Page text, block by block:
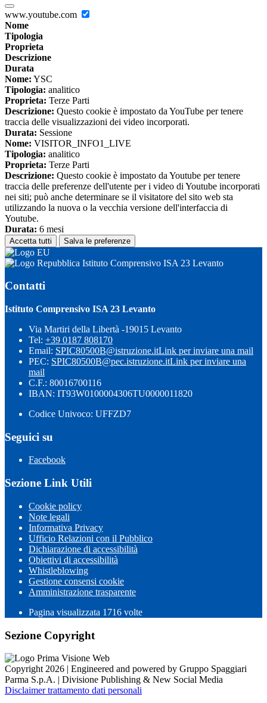
www.youtube.com
Nome
Tipologia
Proprieta
Descrizione
Durata
Nome: YSC
Tipologia: analitico
Proprieta: Terze Parti
Descrizione: Questo cookie è impostato da YouTube per tenere
traccia delle visualizzazioni dei video incorporati.
Durata: Sessione
Nome: VISITOR_INFO1_LIVE
Tipologia: analitico
Proprieta: Terze Parti
Descrizione: Questo cookie è impostato da Youtube per tenere
traccia delle preferenze dell'utente per i video di Youtube incorporati
nei siti; può anche determinare se il visitatore del sito web sta
utilizzando la nuova o la vecchia versione dell'interfaccia di
Youtube.
Durata: 6 mesi
Accetta tutti Salva le preferenze
Istituto Comprensivo ISA 23 Levanto
Contatti
Istituto Comprensivo ISA 23 Levanto
Via Martiri della Libertà -19015 Levanto
Tel: +39 0187 808170
Email: SPIC80500B@istruzione.itLink per inviare una mail
PEC: SPIC80500B@pec.istruzione.itLink per inviare una
mail
C.F.: 80016700116
IBAN: IT93W0100004306TU0000011820
Codice Univoco: UFFZD7
Seguici su
Facebook
Sezione Link Utili
Cookie policy
Note legali
Informativa Privacy
Ufficio Relazioni con il Pubblico
Dichiarazione di accessibilità
Obiettivi di accessibilità
Whistleblowing
Gestione consensi cookie
Amministrazione trasparente
Pagina visualizzata 1716 volte
Sezione Copyright
Copyright 2026 | Engineered and powered by Gruppo Spaggiari
Parma S.p.A. | Divisione Publishing & New Social Media
Disclaimer trattamento dati personali